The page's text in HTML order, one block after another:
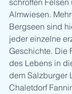
schroffen Felsen
Almwiesen.
Bergseen sind
jeder einzelne
Geschichte. Die
des Lebens in
dem Salzburger
Chaletdorf